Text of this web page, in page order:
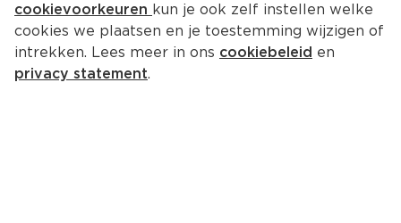
cookievoorkeuren kun je ook zelf instellen welke
cookies we plaatsen en je toestemming wijzigen of
intrekken. Lees meer in ons cookiebeleid en
privacy statement.